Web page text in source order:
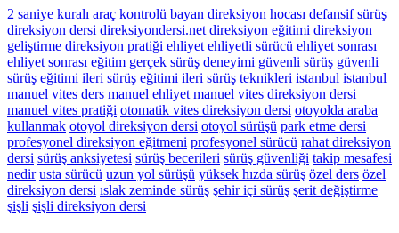
2 saniye kuralı araç kontrolü bayan direksiyon hocası defansif sürüş
direksiyon dersi direksiyondersi.net direksiyon eğitimi direksiyon
geliştirme direksiyon pratiği ehliyet ehliyetli sürücü ehliyet sonrası
ehliyet sonrası eğitim gerçek sürüş deneyimi güvenli sürüş güvenli
sürüş eğitimi ileri sürüş eğitimi ileri sürüş teknikleri istanbul istanbul
manuel vites ders manuel ehliyet manuel vites direksiyon dersi
manuel vites pratiği otomatik vites direksiyon dersi otoyolda araba
kullanmak otoyol direksiyon dersi otoyol sürüşü park etme dersi
profesyonel direksiyon eğitmeni profesyonel sürücü rahat direksiyon
dersi sürüş anksiyetesi sürüş becerileri sürüş güvenliği takip mesafesi
nedir usta sürücü uzun yol sürüşü yüksek hızda sürüş özel ders özel
direksiyon dersi ıslak zeminde sürüş şehir içi sürüş şerit değiştirme
şişli şişli direksiyon dersi